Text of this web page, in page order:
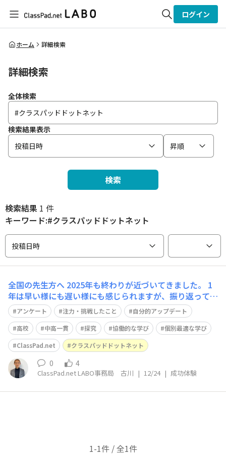
全体検索
ログイン
ホーム 詳細検索
詳細検索
全体検索
検索結果表示
投稿日時
昇順
検索
検索結果 1 件
キーワード:#クラスパッドドットネット
投稿日時
全国の先生方へ 2025年も終わりが近づいてきました。 1
年は早い様にも遅い様にも感じられますが、振り返ってみ
ると沢山の事があるものですよね。 そこで、2025年の授
業で「注力・挑戦したこと」や「自分的アップデート」を
教えて下さい！ 先生方からご投稿頂いた内容は、サービ
ス開発・改善やセミナー・
アンケート 注力・挑戦したこと
自分的アップデート
高校
中高一貫 探究 協働的な学び
個別最適な学び
ClassPad.net
クラスパッドドットネット
0 4
ClassPad.net LABO事務局 古川 | 12/24 | 成功体験
1-1件 / 全1件